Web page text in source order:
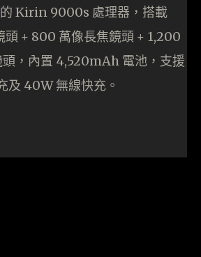
Kirin 9000s 處理器，搭載
頭 + 800 萬像長焦鏡頭 + 1,200
，內置 4,520mAh 電池，支援
及 40W 無線快充。